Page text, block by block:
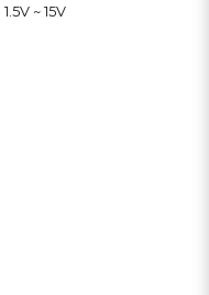
1.5V ~ 15V